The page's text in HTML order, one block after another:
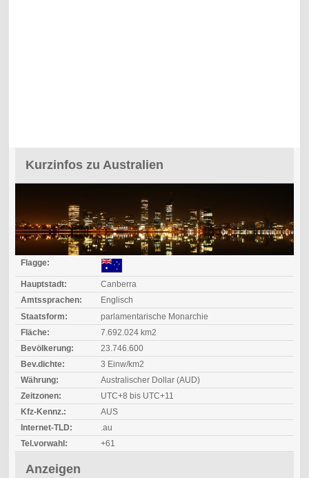
Kurzinfos zu Australien
Flagge:
Hauptstadt:
Canberra
Amtssprachen:
Englisch
Staatsform:
parlamentarische Monarchie
Fläche:
7.692.024 km2
Bevölkerung:
23.746.600
Bev.dichte:
3 Einw/km2
Währung:
Australischer Dollar (AUD)
Zeitzonen:
UTC+8 bis UTC+11
Kfz-Kennz.:
AUS
Internet-TLD:
.au
Tel.vorwahl:
+61
Anzeigen